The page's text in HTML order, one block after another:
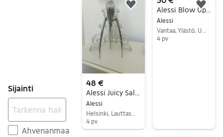
Sijainti
Ahvenanmaa
48 €
Alessi
4 pv
Lisää suosikiksi. Alessi Blow Up -hedelmäkori
Alessi
4 pv